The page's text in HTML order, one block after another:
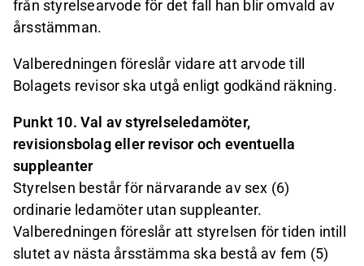
från styrelsearvode för det fall han blir omvald av
årsstämman.
Valberedningen föreslår vidare att arvode till
Bolagets revisor ska utgå enligt godkänd räkning.
Punkt 10. Val av styrelseledamöter,
revisionsbolag eller revisor och eventuella
suppleanter
Styrelsen består för närvarande av sex (6)
ordinarie ledamöter utan suppleanter.
Valberedningen föreslår att styrelsen för tiden intill
slutet av nästa årsstämma ska bestå av fem (5)